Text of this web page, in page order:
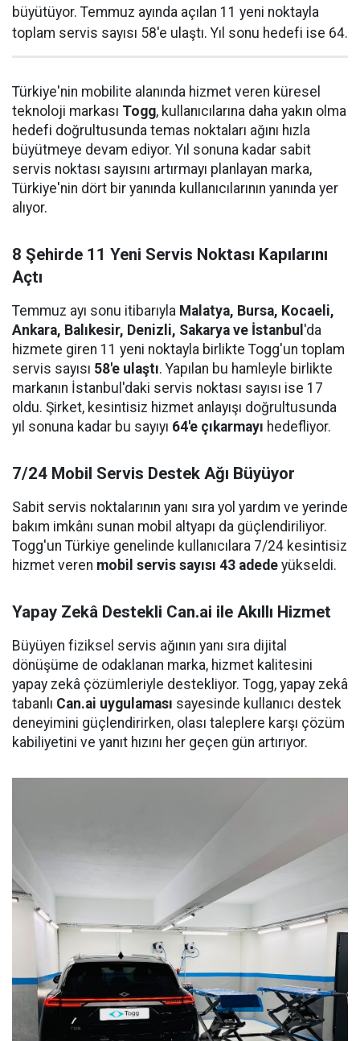
büyütüyor. Temmuz ayında açılan 11 yeni noktayla
toplam servis sayısı 58'e ulaştı. Yıl sonu hedefi ise 64.
Türkiye'nin mobilite alanında hizmet veren küresel
teknoloji markası Togg, kullanıcılarına daha yakın olma
hedefi doğrultusunda temas noktaları ağını hızla
büyütmeye devam ediyor. Yıl sonuna kadar sabit
servis noktası sayısını artırmayı planlayan marka,
Türkiye'nin dört bir yanında kullanıcılarının yanında yer
alıyor.
8 Şehirde 11 Yeni Servis Noktası Kapılarını
Açtı
Temmuz ayı sonu itibarıyla Malatya, Bursa, Kocaeli,
Ankara, Balıkesir, Denizli, Sakarya ve İstanbul 'da
hizmete giren 11 yeni noktayla birlikte Togg'un toplam
servis sayısı 58'e ulaştı. Yapılan bu hamleyle birlikte
markanın İstanbul'daki servis noktası sayısı ise 17
oldu. Şirket, kesintisiz hizmet anlayışı doğrultusunda
yıl sonuna kadar bu sayıyı 64'e çıkarmayı hedefliyor.
7/24 Mobil Servis Destek Ağı Büyüyor
Sabit servis noktalarının yanı sıra yol yardım ve yerinde
bakım imkânı sunan mobil altyapı da güçlendiriliyor.
Togg'un Türkiye genelinde kullanıcılara 7/24 kesintisiz
hizmet veren mobil servis sayısı 43 adede yükseldi.
Yapay Zekâ Destekli Can.ai ile Akıllı Hizmet
Büyüyen fiziksel servis ağının yanı sıra dijital
dönüşüme de odaklanan marka, hizmet kalitesini
yapay zekâ çözümleriyle destekliyor. Togg, yapay zekâ
tabanlı Can.ai uygulaması sayesinde kullanıcı destek
deneyimini güçlendirirken, olası taleplere karşı çözüm
kabiliyetini ve yanıt hızını her geçen gün artırıyor.